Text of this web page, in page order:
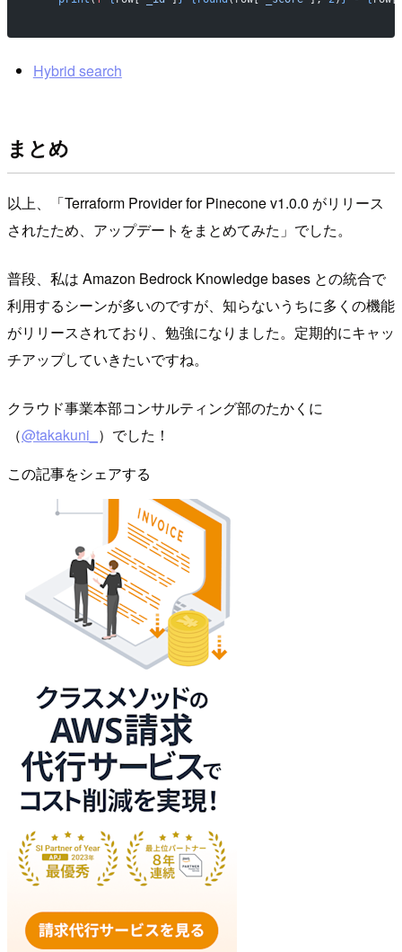
Hybrid search
まとめ
以上、「Terraform Provider for Pinecone v1.0.0 がリリース
されたため、アップデートをまとめてみた」でした。
普段、私は Amazon Bedrock Knowledge bases との統合で
利用するシーンが多いのですが、知らないうちに多くの機能
がリリースされており、勉強になりました。定期的にキャッ
チアップしていきたいですね。
クラウド事業本部コンサルティング部のたかくに
（@takakuni_ ）でした！
この記事をシェアする